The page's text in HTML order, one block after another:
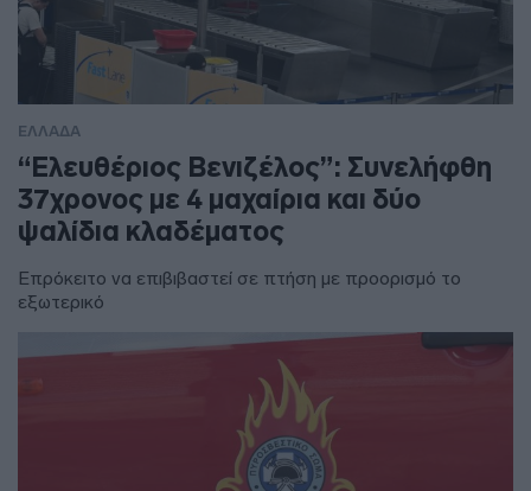
ΕΛΛΑΔΑ
“Ελευθέριος Βενιζέλος”: Συνελήφθη
37χρονος με 4 μαχαίρια και δύο
ψαλίδια κλαδέματος
Επρόκειτο να επιβιβαστεί σε πτήση με προορισμό το
εξωτερικό